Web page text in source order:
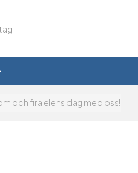
och fira elens dag med oss!